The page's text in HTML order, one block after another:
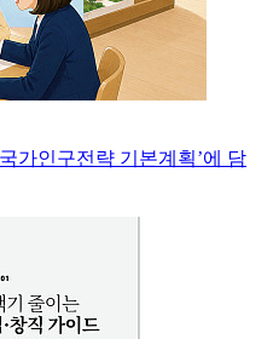
가인구전략 기본계획’에 담